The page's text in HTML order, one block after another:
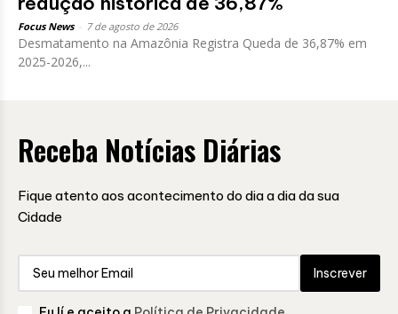
Focus News 7 de agosto de 2026
Desmatamento na Amazônia Registra Queda de 36,87% em
2025-2026,...
Receba Notícias Diárias
Fique atento aos acontecimento do dia a dia da sua
Cidade
Inscrever